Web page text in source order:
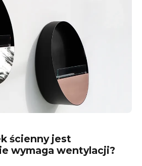
ścienny jest
wymaga wentylacji?